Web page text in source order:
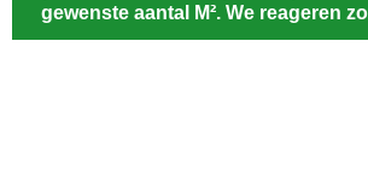
gewenste aantal M². We reageren